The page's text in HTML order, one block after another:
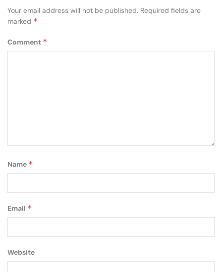
Your email address will not be published. Required fields are
marked *
Comment *
Name *
Email *
Website